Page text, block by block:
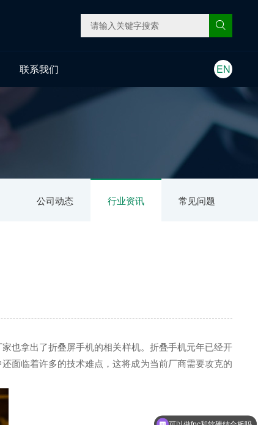
联系我们 EN
公司动态 行业资讯 常见问题
也拿出了折叠屏手机的相关样机。折叠手机元年已经开
面临着许多的技术难点，这将成为当前厂商需要攻克的